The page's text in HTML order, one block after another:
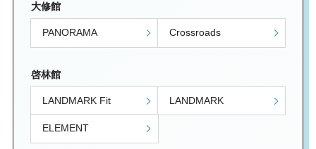
大修館
PANORAMA Crossroads
啓林館
LANDMARK Fit LANDMARK
ELEMENT